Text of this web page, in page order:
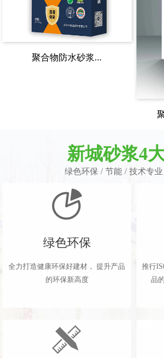
聚合物防水砂浆...
新城砂浆4
绿色环保 / 节能 / 技术专
绿色环保
全力打造健康环保好建材， 提升产品
的环保新高度
推行
品